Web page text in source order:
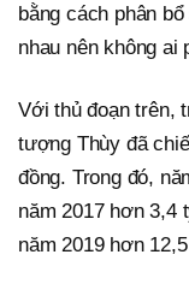
bằng cách phân
nhau nên không ai
Với thủ đoạn trên,
tượng Thùy đã
đồng. Trong đó,
năm 2017 hơn 3,4
năm 2019 hơn